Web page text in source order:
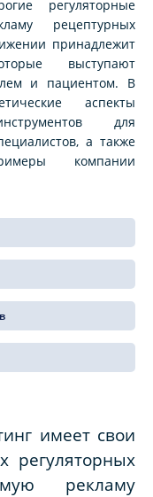
регуляторные
рецептурных
принадлежит
выступают
и пациентом. В
аспекты
для
а также
компании
имеет свои
регуляторных
рекламу